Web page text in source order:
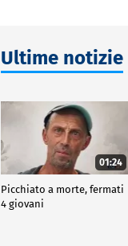
Ultime notizie
01:24
Picchiato a morte, fermati
4 giovani